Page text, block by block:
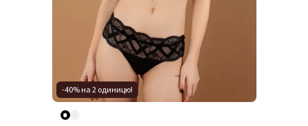
-40% на 2 одиницю!